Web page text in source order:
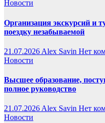
Новости
Организация экскурсий и
поездку незабываемой
21.07.2026 Alex Savin Нет
Новости
Высшее образование,
полное руководство
21.07.2026 Alex Savin Нет
Новости